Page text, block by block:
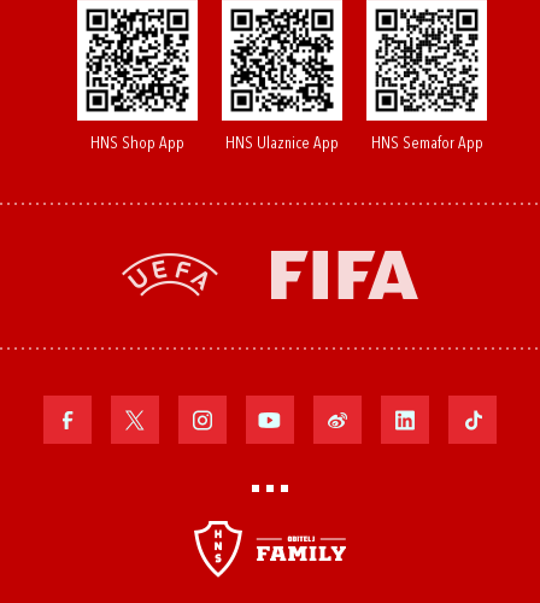
HNS Shop App HNS Ulaznice App HNS Semafor App